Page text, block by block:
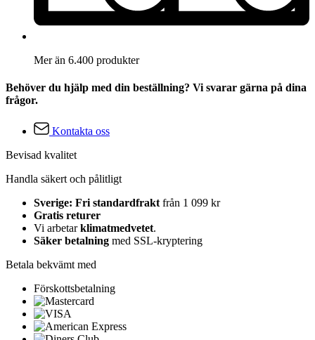
Mer än 6.400 produkter
Behöver du hjälp med din beställning? Vi svarar gärna på dina
frågor.
Kontakta oss
Bevisad kvalitet
Handla säkert och pålitligt
Sverige: Fri standardfrakt från 1 099 kr
Gratis returer
Vi arbetarklimatmedvetet.
Säker betalning med SSL-kryptering
Betala bekvämt med
Förskottsbetalning